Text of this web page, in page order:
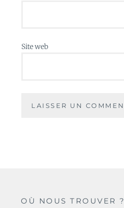
Site web
OÙ NOUS TROUVER ?